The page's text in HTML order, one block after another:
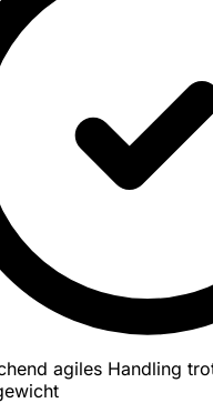
agiles Handling